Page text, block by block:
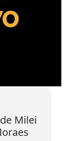
Milei